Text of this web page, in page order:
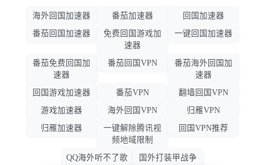
海外回国加速器 番茄加速器
回国加速器
番茄回国加速器
免费回国游戏加
速器
一键回国加速器
番茄免费回国加
速器
番茄回国VPN
番茄海外回国加
速器
回国游戏加速器
番茄VPN
翻墙回国VPN
游戏加速器
海外回国VPN
归雁VPN
归雁加速器
一键解除腾讯视
频地域限制
回国VPN推荐
QQ海外听不了歌 国外打装甲战争